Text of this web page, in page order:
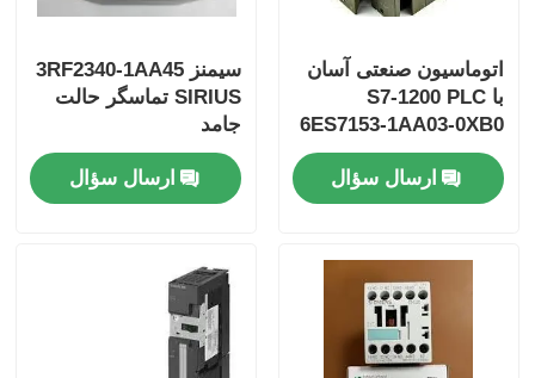
ماژول PLC شنایدر
ماژول GE Fanuc
ماژول ارتباطات پروسوفت
کنترل کننده DCS ABB
اتوماسیون صنعتی آسان
با S7-1200 PLC
6ES7153-1AA03-0XB0
و حافظه 50 کیلوبایتی
ارسال سؤال
سیمنز 3RF2340-1AA45
SIRIUS تماسگر حالت
جامد
ارسال سؤال